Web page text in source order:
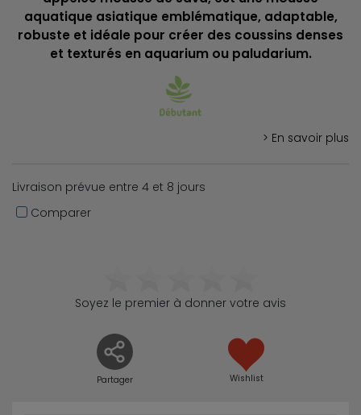
aquatique asiatique emblématique, adaptable,
robuste et idéale pour créer des coussins denses
et texturés en aquarium ou paludarium.
> En savoir plus
Livraison prévue entre 4 et 8 jours
Comparer
Partager
Soyez le premier à donner votre avis
Wishlist